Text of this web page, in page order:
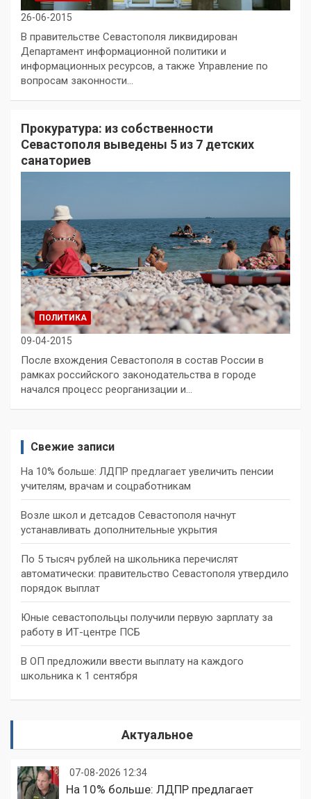
26-06-2015
В правительстве Севастополя ликвидирован
Департамент информационной политики и
информационных ресурсов, а также Управление по
вопросам законности…
Прокуратура: из собственности
Севастополя выведены 5 из 7 детских
санаториев
ПОЛИТИКА
09-04-2015
После вхождения Севастополя в состав России в
рамках российского законодательства в городе
начался процесс реорганизации и…
Свежие записи
На 10% больше: ЛДПР предлагает увеличить пенсии
учителям, врачам и соцработникам
Возле школ и детсадов Севастополя начнут
устанавливать дополнительные укрытия
По 5 тысяч рублей на школьника перечислят
автоматически: правительство Севастополя утвердило
порядок выплат
Юные севастопольцы получили первую зарплату за
работу в ИТ-центре ПСБ
В ОП предложили ввести выплату на каждого
школьника к 1 сентября
Актуальное
07-08-2026 12:34
На 10% больше: ЛДПР предлагает